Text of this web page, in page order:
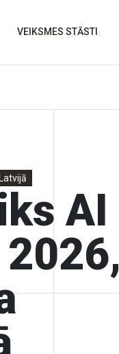
VEIKSMES STĀSTI
AI